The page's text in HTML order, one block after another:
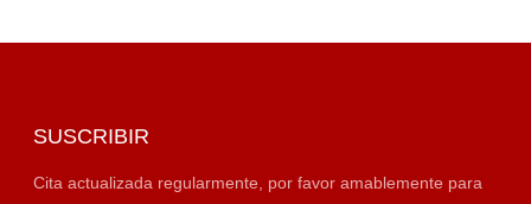
SUSCRIBIR
Cita actualizada regularmente, por favor amablemente para